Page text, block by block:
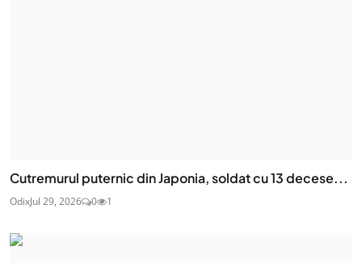
Cutremurul puternic din Japonia, soldat cu 13 decese...
OdixJul 29, 2026 0 1